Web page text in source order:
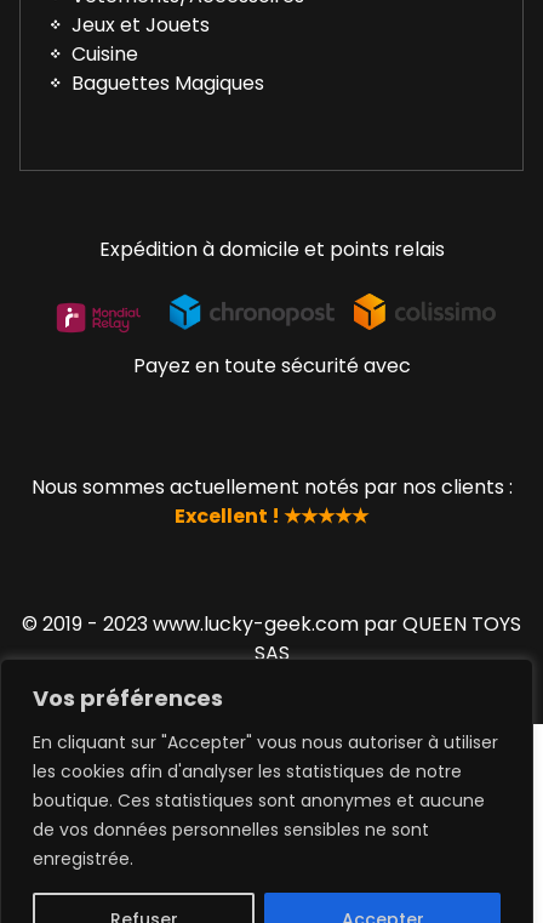
Vos préférences
En cliquant sur "Accepter" vous nous autoriser à utiliser
les cookies afin d'analyser les statistiques de notre
boutique. Ces statistiques sont anonymes et aucune
de vos données personnelles sensibles ne sont
enregistrée.
Jeux et Jouets
Cuisine
Baguettes Magiques
Expédition à domicile et points relais
Payez en toute sécurité avec
Nous sommes actuellement notés par nos clients :
Excellent ! ★★★★★
© 2019 - 2023 www.lucky-geek.com par QUEEN TOYS
SAS
0